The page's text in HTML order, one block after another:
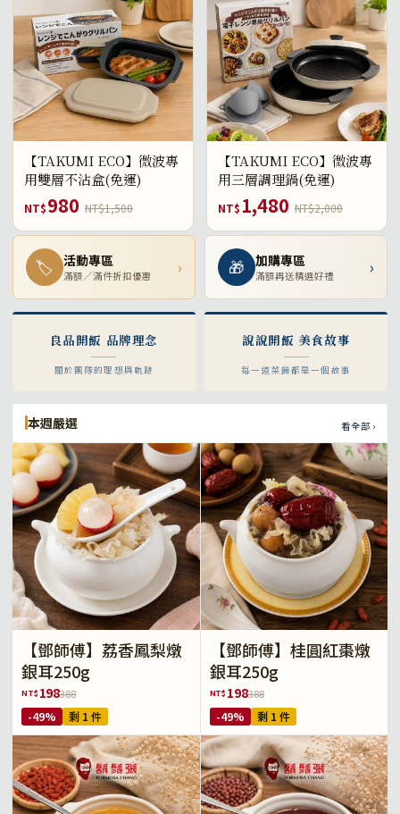
【TAKUMI ECO】微波專
用雙層不沾盒(免運)
NT$980 NT$1,500
【TAKUMI ECO】微波專
用三層調理鍋(免運)
NT$ 1,480 NT$2,000
🏷 活動專區
滿額／滿件折扣優惠 › 🎁 加購專區
滿額再送精選好禮 ›
良品開飯 品牌理念
關於團隊的理想與軌跡
說說開飯 美食故事
每一道菜餚都是一個故事
本週嚴選 看全部 ›
【鄧師傅】荔香鳳梨燉
銀耳250g
NT$ 198388
-49% 剩 1 件
【鄧師傅】桂圓紅棗燉
銀耳250g
NT$ 198388
-49% 剩 1 件